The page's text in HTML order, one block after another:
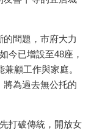
問題，市府大力
今已增設至48座，
顧工作與家庭。
將為過去無公托的
打破傳統，開放女